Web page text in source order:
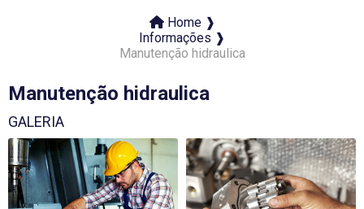
Home ❱
Informações ❱
Manutenção hidraulica
Manutenção hidraulica
GALERIA